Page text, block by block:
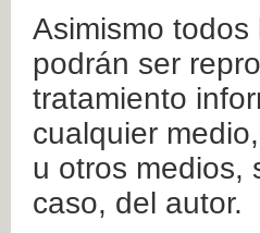
Asimismo
podrán ser
tratamiento
cualquier
u otros medios,
caso, del autor.